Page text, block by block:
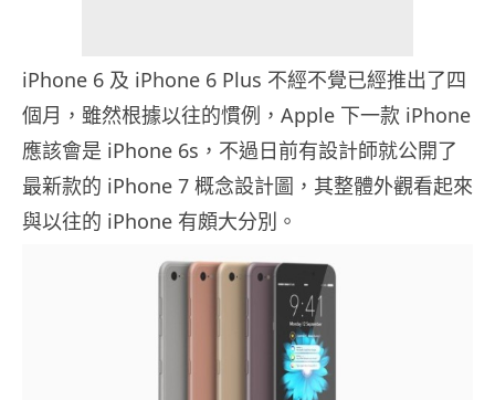
iPhone 6 及 iPhone 6 Plus 不經不覺已經推出了四
個月，雖然根據以往的慣例，Apple 下一款 iPhone
應該會是 iPhone 6s，不過日前有設計師就公開了
最新款的 iPhone 7 概念設計圖，其整體外觀看起來
與以往的 iPhone 有頗大分別。